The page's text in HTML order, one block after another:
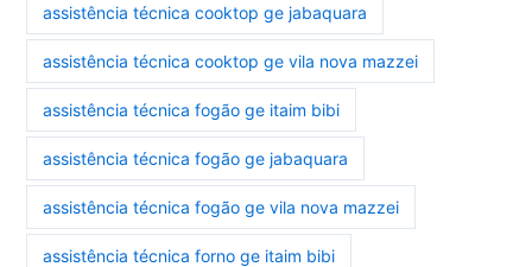
assistência técnica cooktop ge jabaquara
assistência técnica cooktop ge vila nova mazzei
assistência técnica fogão ge itaim bibi
assistência técnica fogão ge jabaquara
assistência técnica fogão ge vila nova mazzei
assistência técnica forno ge itaim bibi